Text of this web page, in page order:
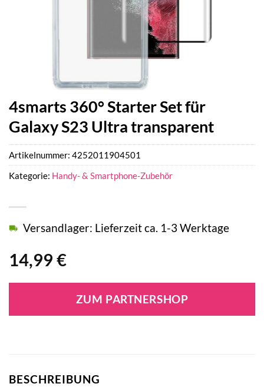
4smarts 360° Starter Set für
Galaxy S23 Ultra transparent
14,99 €
Versandlager: Lieferzeit ca. 1-3 Werktage
ZUM PARTNERSHOP
Artikelnummer: 4252011904501
Kategorie: Handy- & Smartphone-Zubehör
BESCHREIBUNG